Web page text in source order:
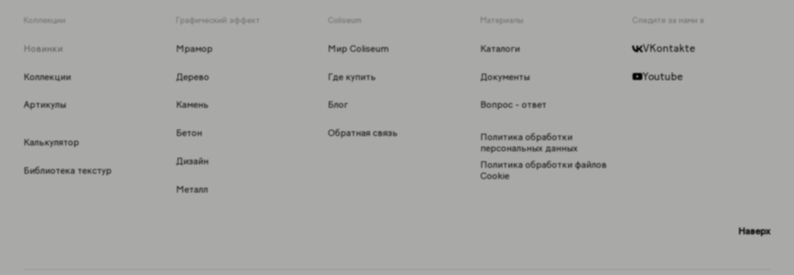
Коллекции
Новинки
Коллекции
Артикулы
Калькулятор
Библиотека текстур
Графический эффект
Мрамор
Дерево
Камень
Бетон
Дизайн
Металл
Coliseum
Мир Coliseum
Где купить
Блог
Обратная связь
Материалы
Каталоги
Документы
Вопрос - ответ
Политика обработки
персональных данных
Политика обработки файлов
Cookie
Следите за нами в
VKontakte
Youtube
Наверх